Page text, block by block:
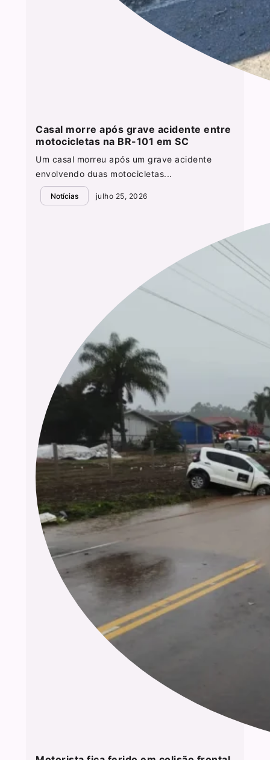
Casal morre após grave acidente entre
motocicletas na BR-101 em SC
Um casal morreu após um grave acidente
envolvendo duas motocicletas...
Notícias julho 25, 2026